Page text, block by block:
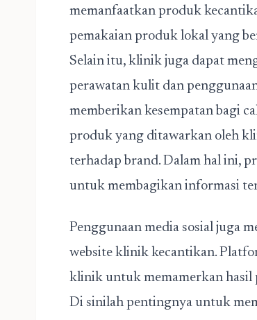
memanfaatkan produk
pemakaian produk lokal yang
Selain itu, klinik juga dapat
perawatan kulit dan
memberikan kesempatan bagi
produk yang ditawarkan oleh
terhadap brand. Dalam hal ini,
untuk membagikan informasi
Penggunaan media sosial juga
website klinik kecantikan.
klinik untuk memamerkan hasil
Di sinilah pentingnya untuk